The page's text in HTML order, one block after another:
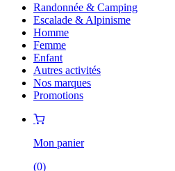
Randonnée & Camping
Escalade & Alpinisme
Homme
Femme
Enfant
Autres activités
Nos marques
Promotions
Mon panier
(0)